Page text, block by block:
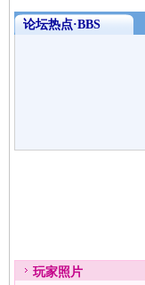
论坛热点·BBS
玩家照片